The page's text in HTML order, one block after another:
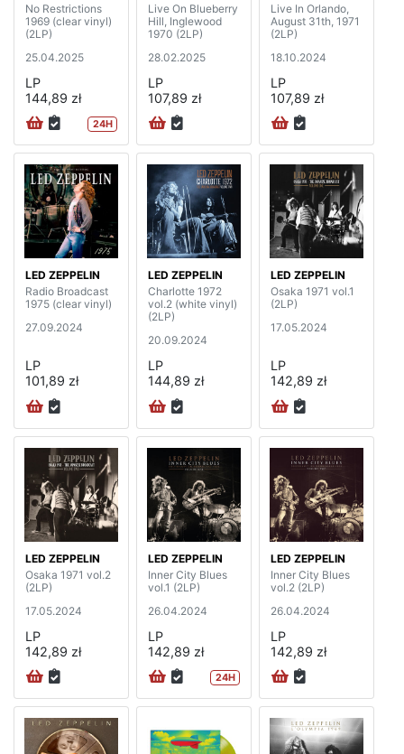
No Restrictions
1969 (clear vinyl)
(2LP)
25.04.2025
LP
144,89 zł
24H
Live On Blueberry
Hill, Inglewood
1970 (2LP)
28.02.2025
LP
107,89 zł
Live In Orlando,
August 31th, 1971
(2LP)
18.10.2024
LP
107,89 zł
LED ZEPPELIN
Radio Broadcast
1975 (clear vinyl)
27.09.2024
LP
101,89 zł
LED ZEPPELIN
Charlotte 1972
vol.2 (white vinyl)
(2LP)
20.09.2024
LP
144,89 zł
LED ZEPPELIN
Osaka 1971 vol.1
(2LP)
17.05.2024
LP
142,89 zł
LED ZEPPELIN
Osaka 1971 vol.2
(2LP)
17.05.2024
LP
142,89 zł
LED ZEPPELIN
Inner City Blues
vol.1 (2LP)
26.04.2024
LP
142,89 zł
24H
LED ZEPPELIN
Inner City Blues
vol.2 (2LP)
26.04.2024
LP
142,89 zł